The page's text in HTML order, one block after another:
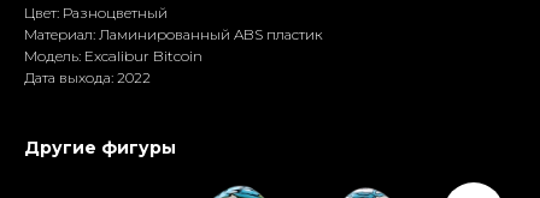
Цвет: Разноцветный
Материал: Ламиниpoванный ABS пластик
Модель: Excalibur Bitcoin
Дата выхода: 2022
Другие фигуры